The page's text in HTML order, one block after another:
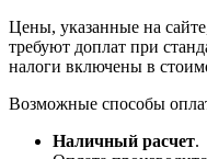
Цены, указанные на
требуют доплат при
налоги включены в
Возможные способы
Наличный расчет.